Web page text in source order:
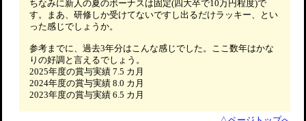
ちなみに新人の夏のボーナスは固定(四大卒で10万円程度)で
す。まあ、研修しか受けてないですし出るだけラッキー、とい
った感じでしょうか。
参考までに、過去3年分はこんな感じでした。ここ数年はかな
りの好調と言えるでしょう。
2025年度の賞与実績 7.5 カ月
2024年度の賞与実績 8.0 カ月
2023年度の賞与実績 6.5 カ月